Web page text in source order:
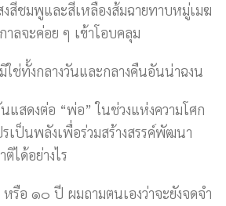
สีชมพูและสีเหลืองส้มฉายทาบหมู่เมฆ
ลจะค่อย ๆ เข้าโอบคลุม
ใช่ทั้งกลางวันและกลางคืนอันน่าฉงน
แสดงต่อ “พ่อ” ในช่วงแห่งความโศก
เป็นพลังเพื่อร่วมสร้างสรรค์พัฒนา
ได้อย่างไร
รือ ๑๐ ปี ผมถามตนเองว่าจะยังจดจำ